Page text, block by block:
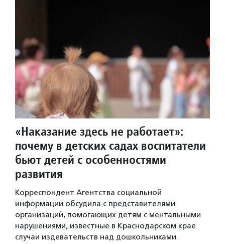
«Наказание здесь не работает»:
почему в детских садах воспитатели
бьют детей с особенностями
развития
Корреспондент Агентства социальной
информации обсудила с представителями
организаций, помогающих детям с ментальными
нарушениями, известные в Краснодарском крае
случаи издевательств над дошкольниками.